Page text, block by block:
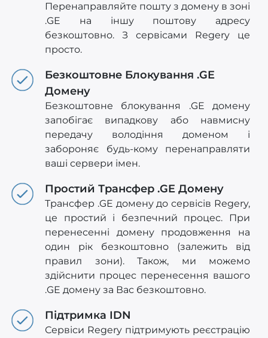
Перенаправляйте пошту з домену в зоні
.GE на іншу поштову адресу
безкоштовно. З сервісами Regery це
просто.
Безкоштовне Блокування .GE
Домену
Безкоштовне блокування .GE домену
запобігає випадкову або навмисну
передачу володіння доменом і
забороняє будь-кому перенаправляти
ваші сервери імен.
Простий Трансфер .GE Домену
Трансфер .GE домену до сервісів Regery,
це простий і безпечний процес. При
перенесенні домену продовження на
один рік безкоштовно (залежить від
правил зони). Також, ми можемо
здійснити процес перенесення вашого
.GE домену за Вас безкоштовно.
Підтримка IDN
Сервіси Regery підтримують реєстрацію